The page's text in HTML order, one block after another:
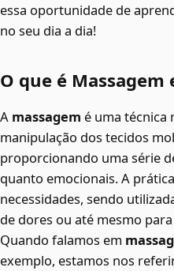
essa oportunidade de
no seu dia a dia!
O que é Massagem
A massagem é uma técnica
manipulação dos tecidos
proporcionando uma série
quanto emocionais. A
necessidades, sendo
de dores ou até mesmo
Quando falamos em
exemplo, estamos nos